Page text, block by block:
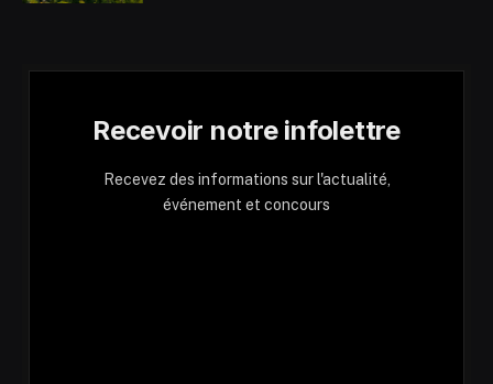
Recevoir notre infolettre
Recevez des informations sur l'actualité,
événement et concours